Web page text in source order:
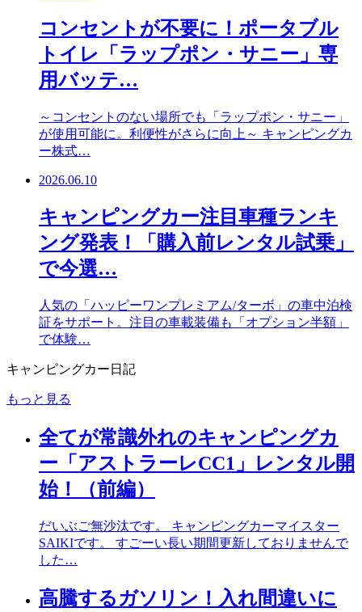
コンセントが不要に！ポータブル
トイレ「ラップポン・サニー」専
用バッテ…
～コンセントのない場所でも「ラップポン・サニー」
が使用可能に。利便性がさらに向上～ キャンピングカ
ー株式…
2026.06.10
キャンピングカー注目車種ランキ
ング発表！「購入前レンタル試乗」
で今選…
人気の「ハッピーワンプレミアム/ターボ」の車中泊検
証をサポート。注目の車載装備も「オプション半額」
で体験…
キャンピングカー日記
もっと見る
全てが常識外れのキャンピングカ
ー「アストラーレCC1」レンタル開
始！（前編）
だいぶご無沙汰です。 キャンピングカーマイスター
SAIKIです。 すごーい長い期間更新しておりませんで
した…
高騰するガソリン！入れ間違いに